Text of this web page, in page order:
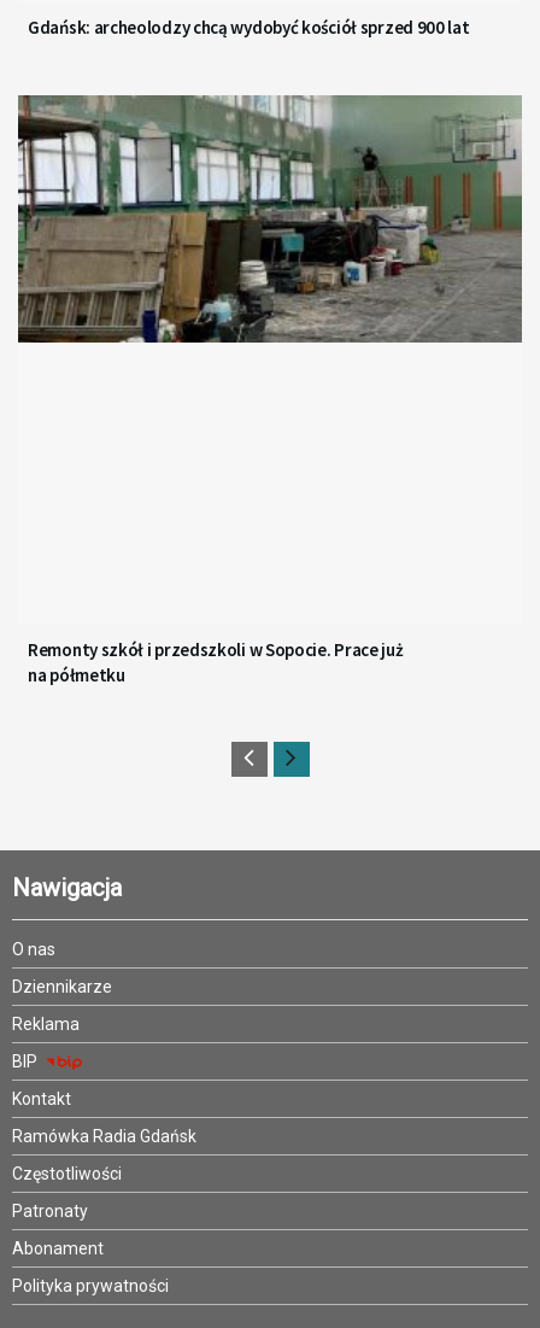
Gdańsk: archeolodzy chcą wydobyć kościół sprzed 900 lat
Remonty szkół i przedszkoli w Sopocie. Prace już
na półmetku
Nawigacja
O nas
Dziennikarze
Reklama
BIP
Kontakt
Ramówka Radia Gdańsk
Częstotliwości
Patronaty
Abonament
Polityka prywatności